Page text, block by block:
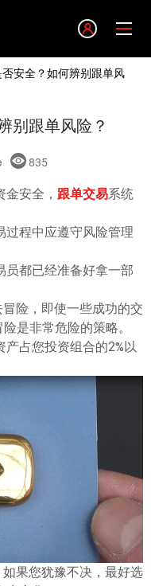
安全？如何辨别跟单风
别跟单风险？
835
安全， 跟单交易系统
过程中应遵守风险管理
都已经准备好拿一部
险，即使一些成功的交
是非常危险的策略。
占您投资组合的2%以
果您犹豫不决，最好选